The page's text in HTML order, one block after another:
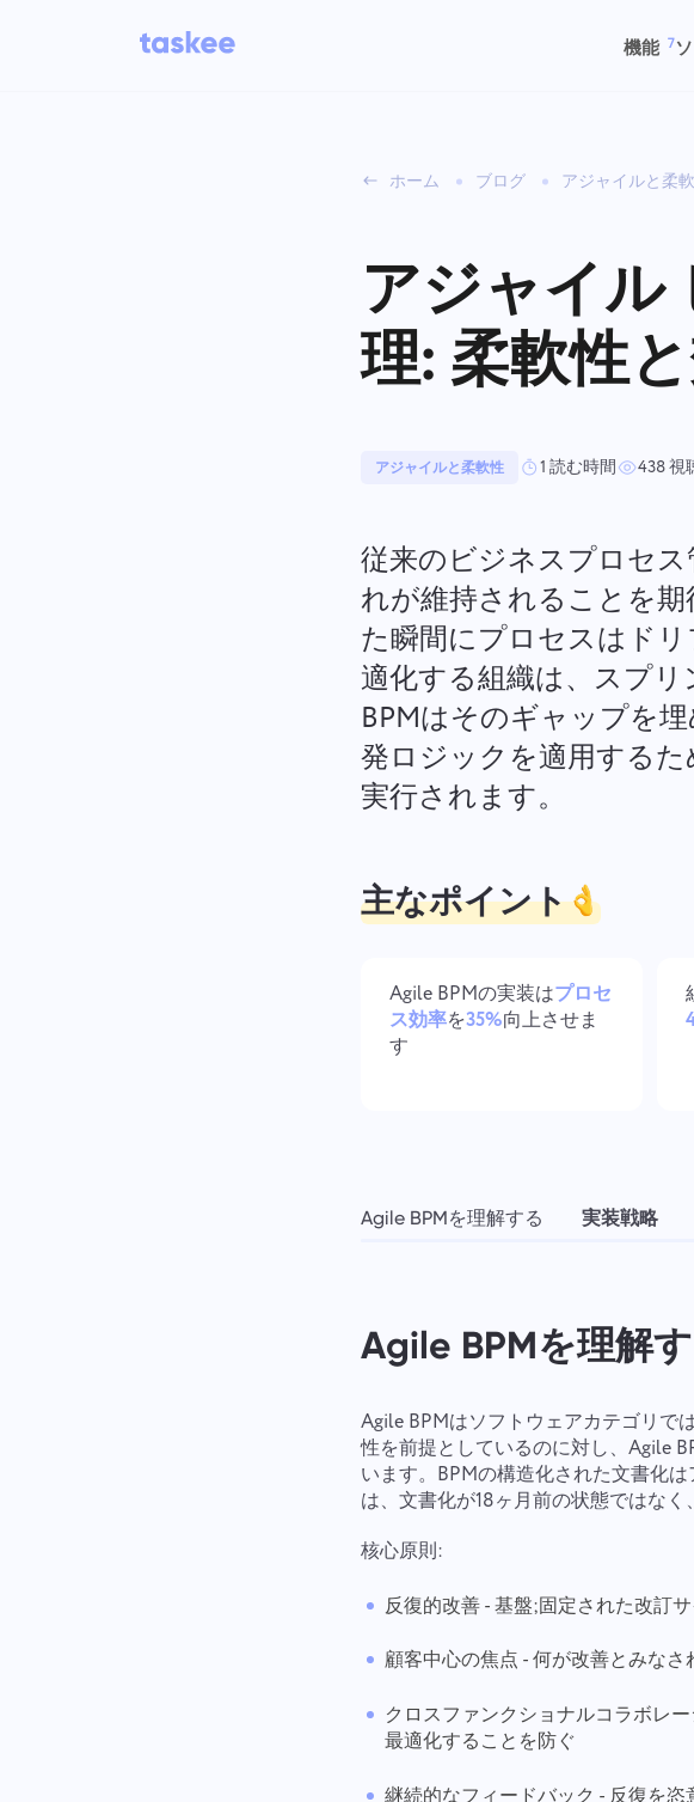
機能 7
ホーム ブログ アジャイルと柔
アジャイル
理: 柔軟性
アジャイルと柔軟性 1 読む時間 438 視
従来のビジネスプロセ
れが維持されることを
た瞬間にプロセスはド
適化する組織は、スプ
BPMはそのギャップを
発ロジックを適用する
実行されます。
主なポイント
Agile BPMの実装はプロセ
ス効率を35%向上させま
す
Agile BPMを理解する 実装戦略
Agile BPMを理解
Agile BPMはソフトウェアカテゴリで
性を前提としているのに対し、Agile
います。BPMの構造化された文書化
は、文書化が18ヶ月前の状態ではな
核心原則:
反復的改善 - 基盤;固定された改訂
顧客中心の焦点 - 何が改善とみな
クロスファンクショナルコラボレ
最適化することを防ぐ
について学ぶ 7 さらに魅力的な機
視し、手動で時間を追
カンバンボード
カンバンボードでタス
ションし、プロジ
すべてが一つのワ
人事チーム
採用、オンボーディ
安全なワークスペ
すべてのソリュー